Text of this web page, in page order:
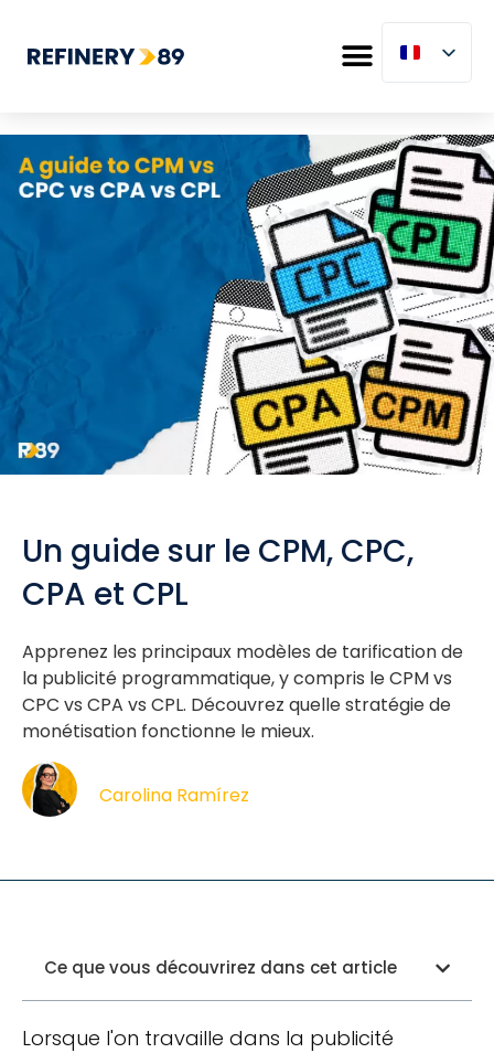
Un guide sur le CPM, CPC,
CPA et CPL
Apprenez les principaux modèles de tarification de
la publicité programmatique, y compris le CPM vs
CPC vs CPA vs CPL. Découvrez quelle stratégie de
monétisation fonctionne le mieux.
Carolina Ramírez
Ce que vous découvrirez dans cet article
Lorsque l'on travaille dans la publicité